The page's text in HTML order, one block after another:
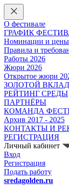
О фестивале
ГРАФИК
Номинации и цены
Правила и
Работы 2026
Жюри 2026
Открытое жюри
ЗОЛОТОЙ ВКЛАД
РЕЙТИНГ СРЕДЫ
ПАРТНЁРЫ
КОМАНДА
Архив 2017 - 2025
КОНТАКТЫ И
РЕГИСТРАЦИЯ
Личный кабинет
Вход
Регистрация
Подать работу
sredagolden.ru